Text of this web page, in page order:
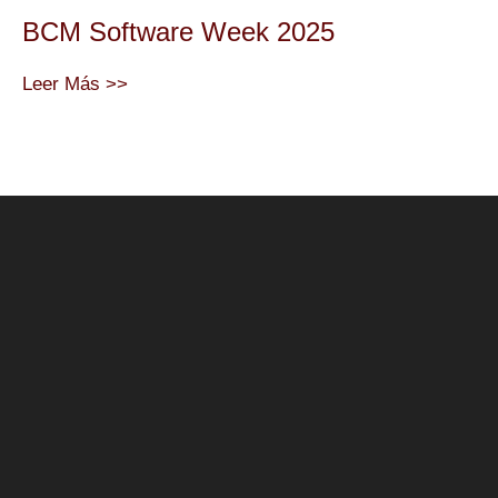
BCM Software Week 2025
Leer Más >>